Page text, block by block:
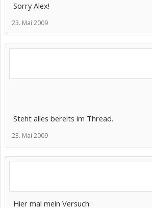
Sorry Alex!
23. Mai 2009
Steht alles bereits im Thread.
23. Mai 2009
Hier mal mein Versuch: